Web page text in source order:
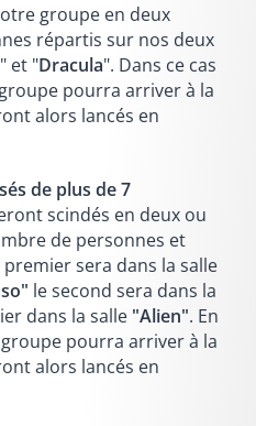
groupe en deux
répartis sur nos deux
" et "Dracula". Dans ce cas
pourra arriver à la
alors lancés en
de plus de 7
scindés en deux ou
de personnes et
sera dans la salle
le second sera dans la
dans la salle "Alien". En
pourra arriver à la
alors lancés en